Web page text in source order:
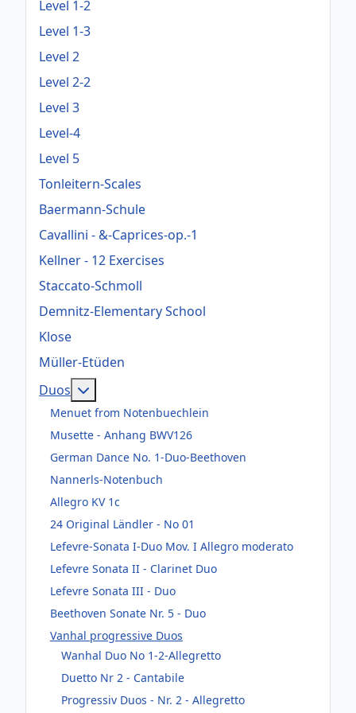
Level 1-2
Level 1-3
Level 2
Level 2-2
Level 3
Level-4
Level 5
Tonleitern-Scales
Baermann-Schule
Cavallini - &-Caprices-op.-1
Kellner - 12 Exercises
Staccato-Schmoll
Demnitz-Elementary School
Klose
Müller-Etüden
Duos
Menuet from Notenbuechlein
Musette - Anhang BWV126
German Dance No. 1-Duo-Beethoven
Nannerls-Notenbuch
Allegro KV 1c
24 Original Ländler - No 01
Lefevre-Sonata I-Duo Mov. I Allegro moderato
Lefevre Sonata II - Clarinet Duo
Lefevre Sonata III - Duo
Beethoven Sonate Nr. 5 - Duo
Vanhal progressive Duos
Wanhal Duo No 1-2-Allegretto
Duetto Nr 2 - Cantabile
Progressiv Duos - Nr. 2 - Allegretto